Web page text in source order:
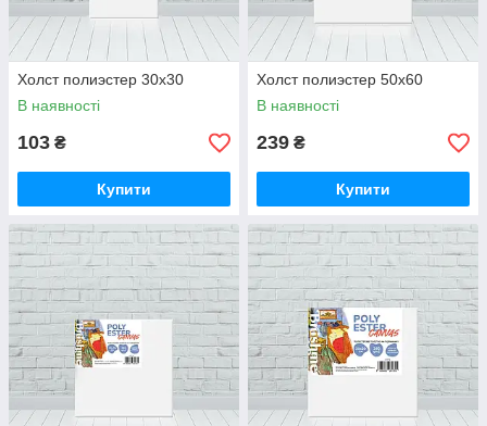
Холст полиэстер 30х30
В наявності
103 ₴
Купити
Холст полиэстер 50х60
В наявності
239 ₴
Купити